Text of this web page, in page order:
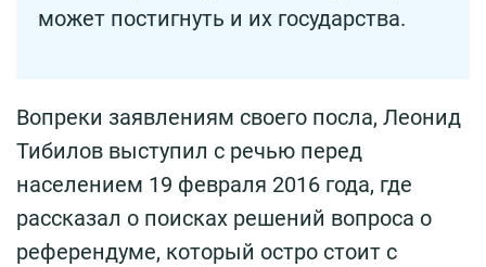
может постигнуть и их государства.
Вопреки заявлениям своего посла, Леонид
Тибилов выступил с речью перед
населением 19 февраля 2016 года, где
рассказал о поисках решений вопроса о
референдуме, который остро стоит с